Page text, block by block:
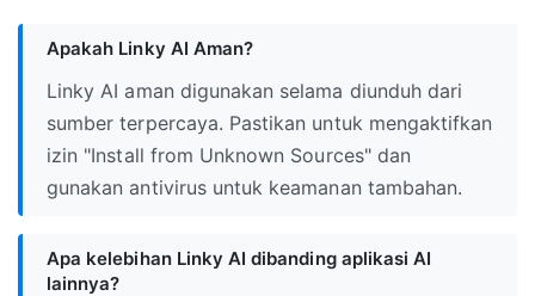
Apakah Linky AI Aman?
Linky AI aman digunakan selama diunduh dari
sumber terpercaya. Pastikan untuk mengaktifkan
izin "Install from Unknown Sources" dan
gunakan antivirus untuk keamanan tambahan.
Apa kelebihan Linky AI dibanding aplikasi AI
lainnya?